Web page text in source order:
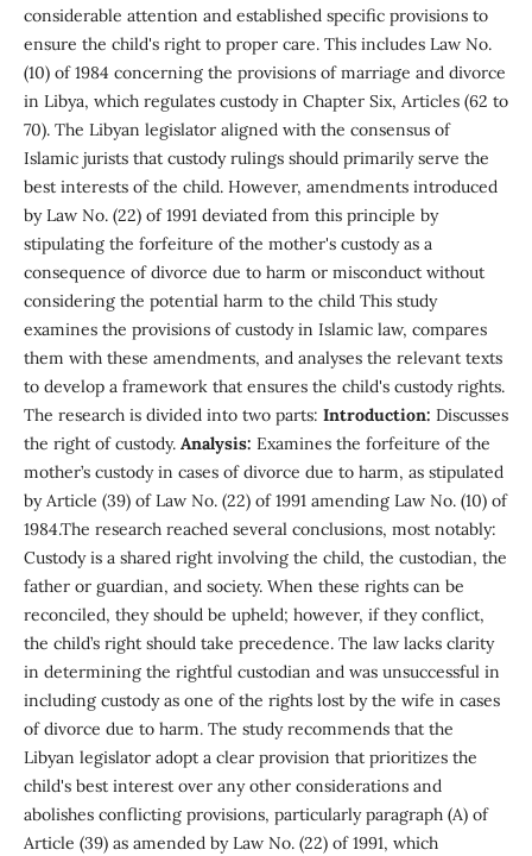
considerable attention and established specific provisions to
ensure the child's right to proper care. This includes Law No.
(10) of 1984 concerning the provisions of marriage and divorce
in Libya, which regulates custody in Chapter Six, Articles (62 to
70). The Libyan legislator aligned with the consensus of
Islamic jurists that custody rulings should primarily serve the
best interests of the child. However, amendments introduced
by Law No. (22) of 1991 deviated from this principle by
stipulating the forfeiture of the mother's custody as a
consequence of divorce due to harm or misconduct without
considering the potential harm to the child This study
examines the provisions of custody in Islamic law, compares
them with these amendments, and analyses the relevant texts
to develop a framework that ensures the child's custody rights.
The research is divided into two parts: Introduction: Discusses
the right of custody.Analysis: Examines the forfeiture of the
mother’s custody in cases of divorce due to harm, as stipulated
by Article (39) of Law No. (22) of 1991 amending Law No. (10) of
1984.The research reached several conclusions, most notably:
Custody is a shared right involving the child, the custodian, the
father or guardian, and society. When these rights can be
reconciled, they should be upheld; however, if they conflict,
the child’s right should take precedence. The law lacks clarity
in determining the rightful custodian and was unsuccessful in
including custody as one of the rights lost by the wife in cases
of divorce due to harm. The study recommends that the
Libyan legislator adopt a clear provision that prioritizes the
child's best interest over any other considerations and
abolishes conflicting provisions, particularly paragraph (A) of
Article (39) as amended by Law No. (22) of 1991, which